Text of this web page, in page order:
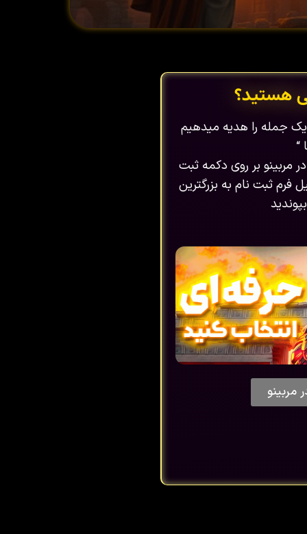
هستید؟
یک جمله را هدیه میدهیم
“
مربینو بر روی دکمه ثبت
فرم ثبت نام به بزرگترین
مربینو